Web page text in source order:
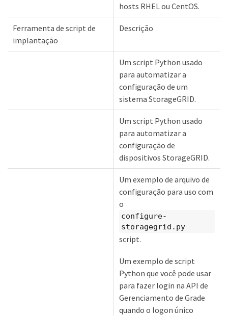
hosts RHEL ou CentOS.
Ferramenta de script de
implantação
Descrição
Um script Python usado
para automatizar a
configuração de um
sistema StorageGRID.
Um script Python usado
para automatizar a
configuração de
dispositivos StorageGRID.
Um exemplo de arquivo de
configuração para uso com
o
configure-
storagegrid.py
script.
Um exemplo de script
Python que você pode usar
para fazer login na API de
Gerenciamento de Grade
quando o logon único